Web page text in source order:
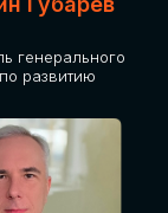
генерального
развитию